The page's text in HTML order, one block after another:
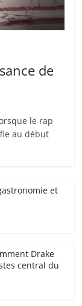
de
le rap
au début
et
Drake
central du